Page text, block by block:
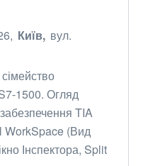
Київ вул.
1500. Огляд
TIA
WorkSpace (Вид
Інспектора, Split